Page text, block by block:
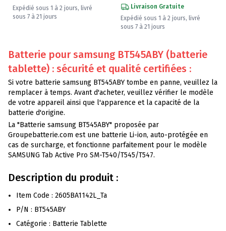
Expédié sous 1 à 2 jours, livré
sous 7 à 21 jours
Livraison Gratuite
Expédié sous 1 à 2 jours, livré
sous 7 à 21 jours
Batterie pour samsung BT545ABY (batterie
tablette) : sécurité et qualité certifiées :
Si votre batterie samsung BT545ABY tombe en panne, veuillez la
remplacer à temps. Avant d'acheter, veuillez vérifier le modèle
de votre appareil ainsi que l'apparence et la capacité de la
batterie d'origine.
La "Batterie samsung BT545ABY" proposée par
Groupebatterie.com est une batterie Li-ion, auto-protégée en
cas de surcharge, et fonctionne parfaitement pour le modèle
SAMSUNG Tab Active Pro SM-T540/T545/T547.
Description du produit :
Item Code : 2605BA1142L_Ta
P/N : BT545ABY
Catégorie : Batterie Tablette